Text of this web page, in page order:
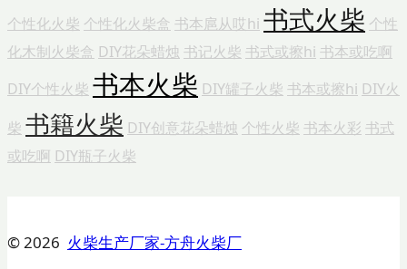
个性化火柴 个性化火柴盒 书本扈从哎hi 书式火柴 个性
化木制火柴盒 DIY花朵蜡烛 书记火柴 书式或擦hi 书本或吃啊
DIY个性火柴 书本火柴 DIY罐子火柴 书本或擦hi DIY火
柴 书籍火柴 DIY创意花朵蜡烛 个性火柴 书本火彩 书式
或吃啊 DIY瓶子火柴
© 2026 火柴生产厂家-方舟火柴厂